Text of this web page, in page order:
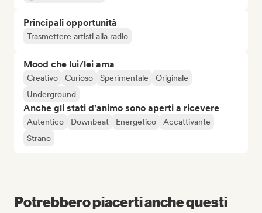
Principali opportunità
Trasmettere artisti alla radio
Mood che lui/lei ama
Creativo Curioso Sperimentale
Originale
Underground
Anche gli stati d'animo sono aperti a ricevere
Autentico Downbeat Energetico
Accattivante
Strano
Potrebbero piacerti anche questi